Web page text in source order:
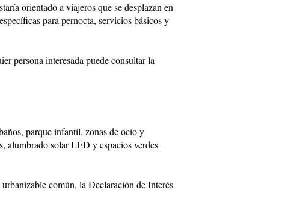
orientado a viajeros que se desplazan en
para pernocta, servicios básicos y
persona interesada puede consultar la
parque infantil, zonas de ocio y
alumbrado solar LED y espacios verdes
común, la Declaración de Interés